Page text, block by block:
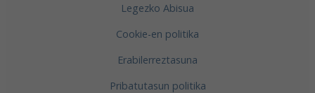
Legezko Abisua
Cookie-en politika
Erabilerreztasuna
Pribatutasun politika